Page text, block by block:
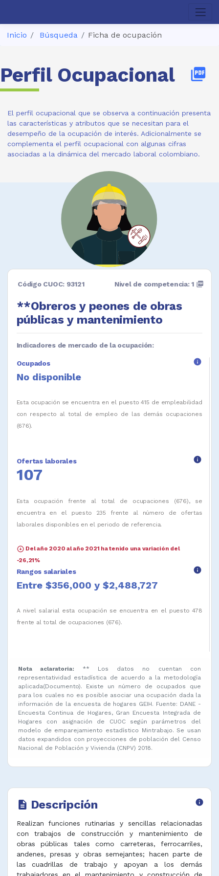
Inicio Búsqueda Ficha de ocupación
Perfil Ocupacional picture_as_pdf
El perfil ocupacional que se observa a continuación presenta
las características y atributos que se necesitan para el
desempeño de la ocupación de interés. Adicionalmente se
complementa el perfil ocupacional con algunas cifras
asociadas a la dinámica del mercado laboral colombiano.
Código CUOC: 93121
**Obreros y peones de obras
públicas y mantenimiento
Nivel de competencia: 1 picture_as_pdf
Indicadores de mercado de la ocupación:
Ocupados info
No disponible
Esta ocupación se encuentra en el puesto 415 de empleabilidad
con respecto al total de empleo de las demás ocupaciones
(676).
Ofertas laborales info
107
Esta ocupación frente al total de ocupaciones (676), se
encuentra en el puesto 235 frente al número de ofertas
laborales disponibles en el periodo de referencia.
arrow_circle_down Del año 2020 al año 2021 ha tenido una variación del
-26,21%
Rangos salariales info
Entre $356,000 y $2,488,727
A nivel salarial esta ocupación se encuentra en el puesto 478
frente al total de ocupaciones (676).
Nota aclaratoria:
** Los datos no cuentan con
representatividad estadística de acuerdo a la metodología
aplicada(Documento). Existe un número de ocupados que
para los cuales no es posible asociar una ocupación dada la
información de la encuesta de hogares GEIH. Fuente: DANE -
Encuesta Continua de Hogares, Gran Encuesta Integrada de
Hogares con asignación de CUOC según parámetros del
modelo de emparejamiento estadístico Mintrabajo. Se usan
datos expandidos con proyecciones de población del Censo
Nacional de Población y Vivienda (CNPV) 2018.
description Descripción info
Realizan funciones rutinarias y sencillas relacionadas
con trabajos de construcción y mantenimiento de
obras públicas tales como carreteras, ferrocarriles,
andenes, presas y obras semejantes; hacen parte de
las cuadrillas de trabajo y apoyan a los demás
trabajadores en el mantenimiento y construcción de